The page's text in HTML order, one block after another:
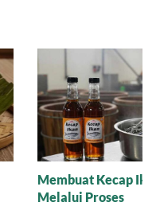
Mana yang Lebih Bagus
untuk Baking: Gula Aren